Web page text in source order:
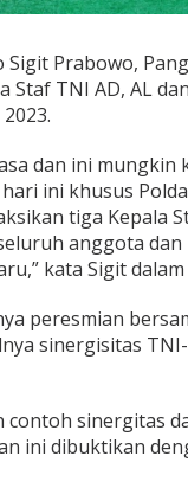
Sigit Prabowo,
TNI AD, AL
dan ini mungkin
ini khusus
tiga Kepala
anggota
kata Sigit
peresmian
sinergisitas
contoh sinergitas
ini dibuktikan